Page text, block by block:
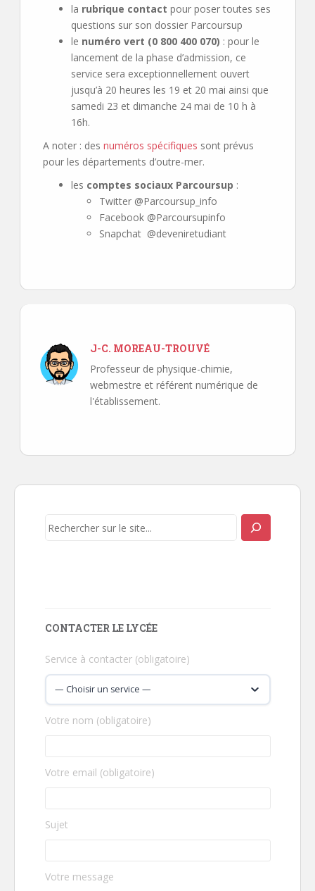
la rubrique contact pour poser toutes ses
questions sur son dossier Parcoursup
le numéro vert (0 800 400 070) : pour le
lancement de la phase d’admission, ce
service sera exceptionnellement ouvert
jusqu’à 20 heures les 19 et 20 mai ainsi que
samedi 23 et dimanche 24 mai de 10 h à
16h.
A noter : des numéros spécifiques sont prévus
pour les départements d’outre-mer.
les comptes sociaux Parcoursup :
Twitter @Parcoursup_info
Facebook @Parcoursupinfo
Snapchat @deveniretudiant
J-C. MOREAU-TROUVÉ
Professeur de physique-chimie,
webmestre et référent numérique de
l'établissement.
de
Rechercher
CONTACTER LE LYCÉE
Service à contacter (obligatoire)
Votre nom (obligatoire)
Votre email (obligatoire)
Sujet
Votre message